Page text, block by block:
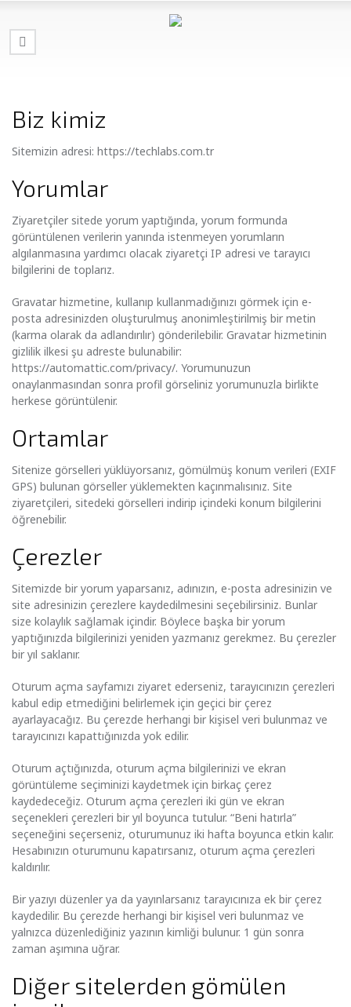
Biz kimiz
Sitemizin adresi: https://techlabs.com.tr
Yorumlar
Ziyaretçiler sitede yorum yaptığında, yorum formunda
görüntülenen verilerin yanında istenmeyen yorumların
algılanmasına yardımcı olacak ziyaretçi IP adresi ve tarayıcı
bilgilerini de toplarız.
Gravatar hizmetine, kullanıp kullanmadığınızı görmek için e-
posta adresinizden oluşturulmuş anonimleştirilmiş bir metin
(karma olarak da adlandırılır) gönderilebilir. Gravatar hizmetinin
gizlilik ilkesi şu adreste bulunabilir:
https://automattic.com/privacy/. Yorumunuzun
onaylanmasından sonra profil görseliniz yorumunuzla birlikte
herkese görüntülenir.
Ortamlar
Sitenize görselleri yüklüyorsanız, gömülmüş konum verileri (EXIF
GPS) bulunan görseller yüklemekten kaçınmalısınız. Site
ziyaretçileri, sitedeki görselleri indirip içindeki konum bilgilerini
öğrenebilir.
Çerezler
Sitemizde bir yorum yaparsanız, adınızın, e-posta adresinizin ve
site adresinizin çerezlere kaydedilmesini seçebilirsiniz. Bunlar
size kolaylık sağlamak içindir. Böylece başka bir yorum
yaptığınızda bilgilerinizi yeniden yazmanız gerekmez. Bu çerezler
bir yıl saklanır.
Oturum açma sayfamızı ziyaret ederseniz, tarayıcınızın çerezleri
kabul edip etmediğini belirlemek için geçici bir çerez
ayarlayacağız. Bu çerezde herhangi bir kişisel veri bulunmaz ve
tarayıcınızı kapattığınızda yok edilir.
Oturum açtığınızda, oturum açma bilgilerinizi ve ekran
görüntüleme seçiminizi kaydetmek için birkaç çerez
kaydedeceğiz. Oturum açma çerezleri iki gün ve ekran
seçenekleri çerezleri bir yıl boyunca tutulur. “Beni hatırla”
seçeneğini seçerseniz, oturumunuz iki hafta boyunca etkin kalır.
Hesabınızın oturumunu kapatırsanız, oturum açma çerezleri
kaldırılır.
Bir yazıyı düzenler ya da yayınlarsanız tarayıcınıza ek bir çerez
kaydedilir. Bu çerezde herhangi bir kişisel veri bulunmaz ve
yalnızca düzenlediğiniz yazının kimliği bulunur. 1 gün sonra
zaman aşımına uğrar.
Diğer sitelerden gömülen